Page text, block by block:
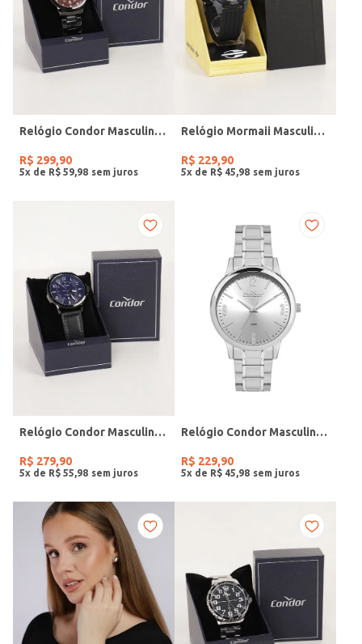
Relógio Condor Masculino PRETO
R$ 299,90
5x de R$ 59 98
Relógio Mormaii Masculino PRETO
R$ 229,90
5x de R$ 45 98
Relógio Condor Masculino PRETO
R$ 279,90
5x de R$ 55 98
Relógio Condor Masculino PRATA
R$ 229,90
5x de R$ 45 98